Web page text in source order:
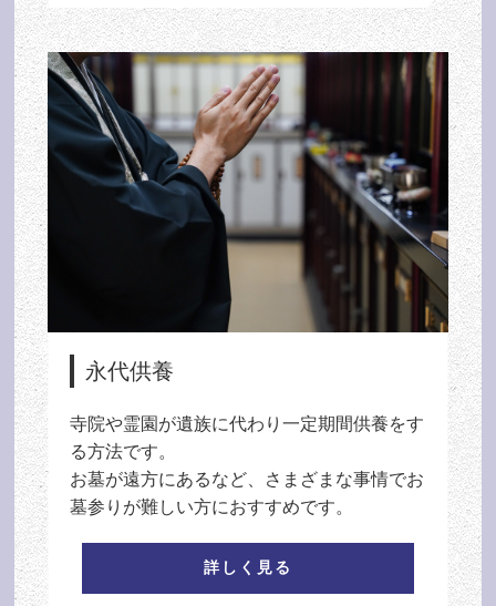
永代供養
寺院や霊園が遺族に代わり一定期間供養をす
る方法です。
お墓が遠方にあるなど、さまざまな事情でお
墓参りが難しい方におすすめです。
詳しく見る